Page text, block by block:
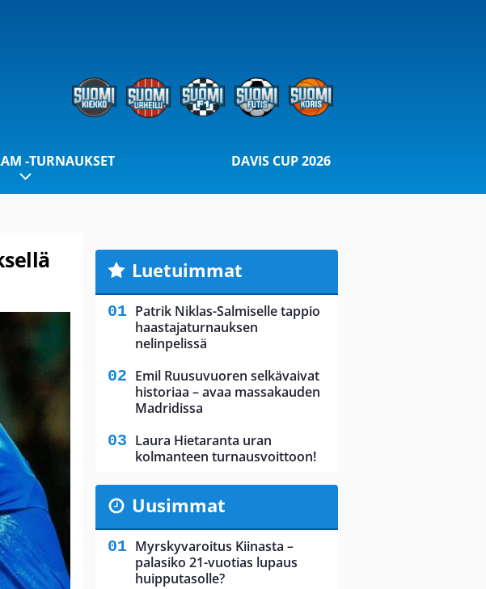
-TURNAUKSET DAVIS CUP 2026
Luetuimmat
Patrik Niklas-Salmiselle tappio
haastajaturnauksen
nelinpelissä
Emil Ruusuvuoren selkävaivat
historiaa – avaa massakauden
Madridissa
Laura Hietaranta uran
kolmanteen turnausvoittoon!
Uusimmat
Myrskyvaroitus Kiinasta –
palasiko 21-vuotias lupaus
huipputasolle?